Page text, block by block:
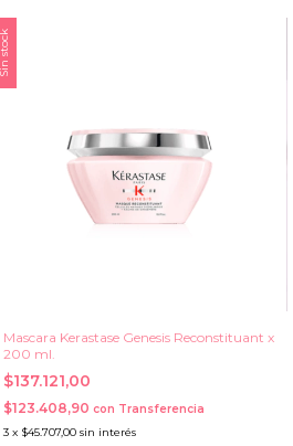
Sin stock
Mascara Kerastase Genesis Reconstituant x
200 ml.
$137.121,00
$123.408,90con Transferencia
3 x $45.707,00 sin interés